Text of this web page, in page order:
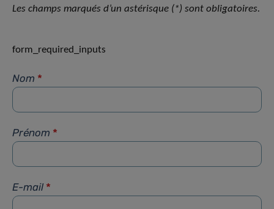
Les champs marqués d’un astérisque (*) sont obligatoires.
form_required_inputs
Nom *
Prénom *
E-mail *